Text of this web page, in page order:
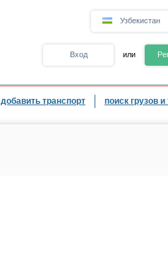
Узбекистан
Вход или
добавить транспорт поиск грузов